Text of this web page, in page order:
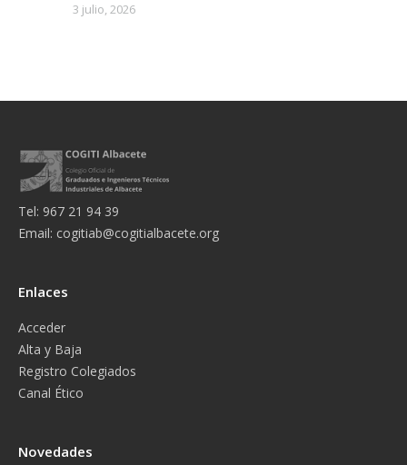
3 julio, 2026
Tel: 967 21 94 39
Email: cogitiab@cogitialbacete.org
Enlaces
Acceder
Alta y Baja
Registro Colegiados
Canal Ético
Novedades